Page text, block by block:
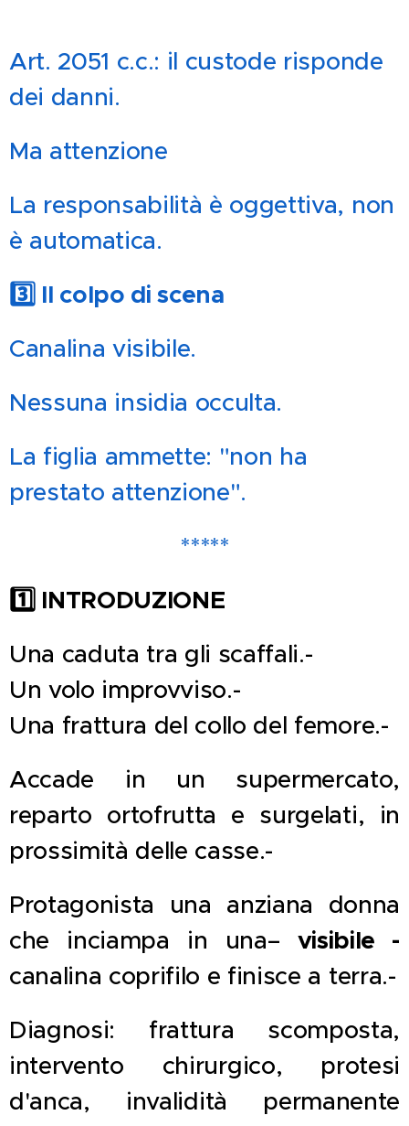
Art. 2051 c.c.: il custode risponde
dei danni.
Ma attenzione 👇
La responsabilità è oggettiva, non
è automatica.
3️⃣ Il colpo di scena 🏛️🔎
Canalina visibile.
Nessuna insidia occulta.
La figlia ammette: "non ha
prestato attenzione".
*****
1️INTRODUZIONE
Una caduta tra gli scaffali.-
Un volo improvviso.-
Una frattura del collo del femore.-
Accade in un supermercato,
reparto ortofrutta e surgelati, in
prossimità delle casse.-
Protagonista una anziana donna
che inciampa in una– visibile -
canalina coprifilo e finisce a terra.-
Diagnosi: frattura scomposta,
intervento chirurgico, protesi
d'anca, invalidità permanente